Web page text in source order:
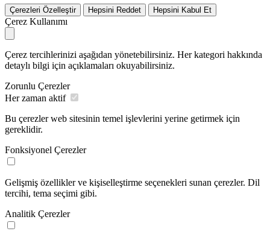
Çerezleri Özelleştir Hepsini Reddet Hepsini Kabul Et
Çerez Kullanımı
Çerez tercihlerinizi aşağıdan yönetebilirsiniz. Her kategori hakkında
detaylı bilgi için açıklamaları okuyabilirsiniz.
Zorunlu Çerezler
Her zaman aktif
Bu çerezler web sitesinin temel işlevlerini yerine getirmek için
gereklidir.
Fonksiyonel Çerezler
Gelişmiş özellikler ve kişiselleştirme seçenekleri sunan çerezler. Dil
tercihi, tema seçimi gibi.
Analitik Çerezler